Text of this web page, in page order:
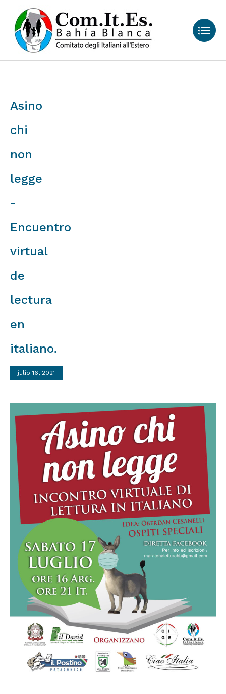
Asino
chi
non
legge
-
Encuentro
virtual
de
lectura
en
italiano.
julio 16, 2021
Proyectos
Institucional
Muestras y Contenidos
Noticias